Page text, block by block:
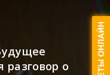
разговор о